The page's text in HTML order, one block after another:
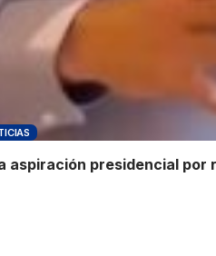
aspiración presidencial por